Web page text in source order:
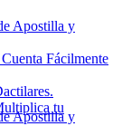
Apostilla y
Fácilmente
tu
Apostilla y